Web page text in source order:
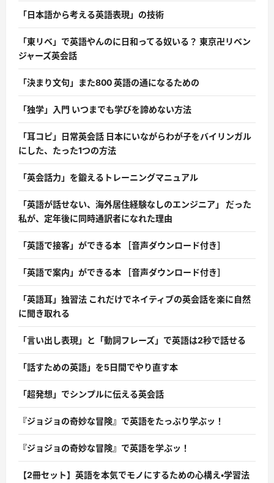
「日本語から考える英語表現」の技術
「東リベ」で英語やんのに日和ってる奴いる？ 東京卍リベン
ジャーズ英会話
「決まり文句」また800 英語の通になるための
「独学」入門 いつまでも学びを諦めない方法
「耳コピ」日常英会話 日本にいながらわが子をバイリンガル
にした、たった1つの方法
「英会話力」を鍛えるトレーニングマニュアル
「英語が話せない、海外居住経験なしのエンジニア」 だった
私が、定年後に同時通訳者になれた理由
「英語で接客」ができる本 ［音声ダウンロード付き］
「英語で案内」ができる本 ［音声ダウンロード付き］
「英語耳」独習法 これだけでネイティブの英会話を楽に自然
に聞き取れる
「言い出し表現」と「動詞フレーズ」で英語は2秒で話せる
「話すための英語」を5日間でやり直す本
「超発想」でシンプルに伝える英会話
『ジョジョの奇妙な冒険』で英語をたっぷり学ぶッ！
『ジョジョの奇妙な冒険』で英語を学ぶッ！
【2冊セット】英語を本気でモノにするための心構え・学習法